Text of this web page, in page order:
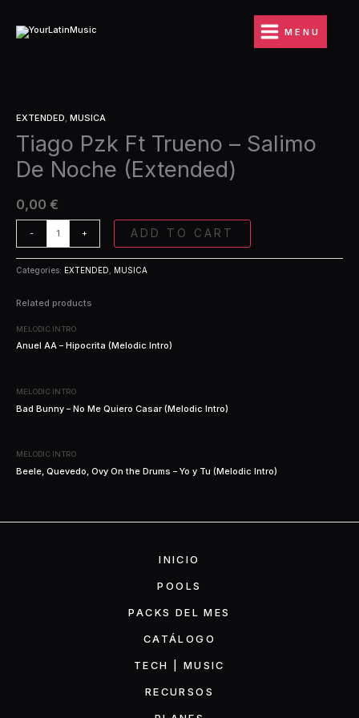
contenido
MENU
EXTENDED, MUSICA
Tiago Pzk Ft Trueno – Salimo
De Noche (Extended)
0,00 €
-
Pzk
Ft
Trueno
De
(Extended)
quantity
+ ADD TO CART
Categories: EXTENDED MUSICA
Related products
MELODIC INTRO
Anuel AA – Hipocrita (Melodic Intro)
MELODIC INTRO
Bad Bunny – No Me Quiero Casar (Melodic Intro)
MELODIC INTRO
Beele, Quevedo, Ovy On the Drums – Yo y Tu (Melodic Intro)
INICIO
POOLS
PACKS DEL MES
CATÁLOGO
TECH | MUSIC
RECURSOS
-
Salimo